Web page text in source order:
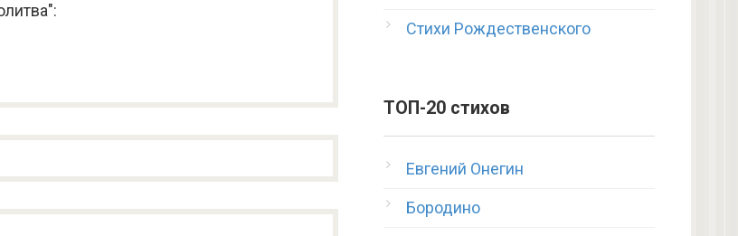
Стихи Рождественского
ТОП-20 стихов
Евгений Онегин
Бородино